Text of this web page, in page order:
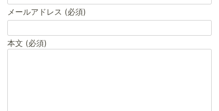
メールアドレス (必須)
本文 (必須)